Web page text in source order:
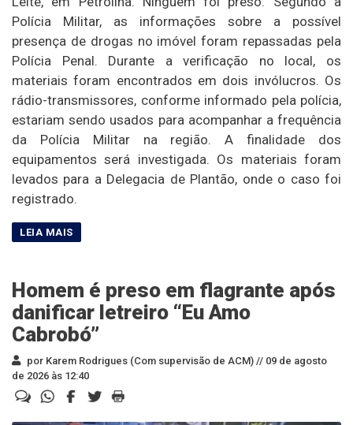
Polícia Militar, as informações sobre a possível
presença de drogas no imóvel foram repassadas pela
Polícia Penal. Durante a verificação no local, os
materiais foram encontrados em dois invólucros. Os
rádio-transmissores, conforme informado pela polícia,
estariam sendo usados para acompanhar a frequência
da Polícia Militar na região. A finalidade dos
equipamentos será investigada. Os materiais foram
levados para a Delegacia de Plantão, onde o caso foi
registrado.
Homem é preso em flagrante após
danificar letreiro “Eu Amo
Cabrobó”
por Karem Rodrigues (Com supervisão de ACM) // 09 de agosto
de 2026 às 12:40